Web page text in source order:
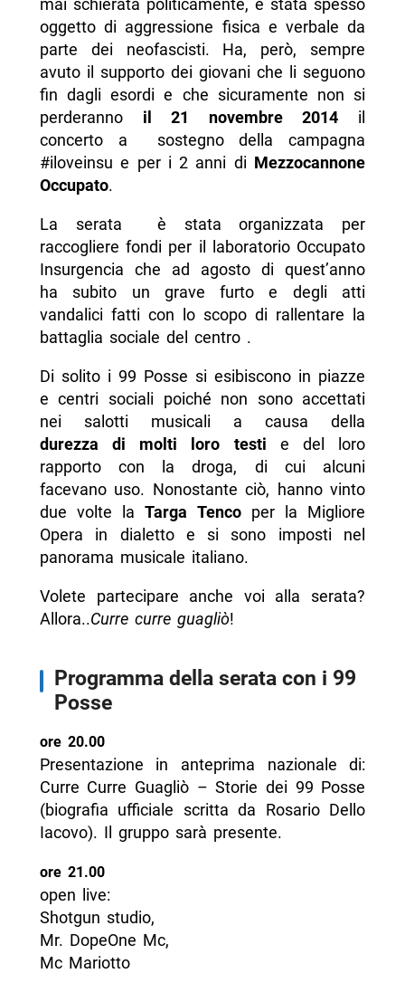
mai schierata politicamente, è stata spesso
oggetto di aggressione fisica e verbale da
parte dei neofascisti. Ha, però, sempre
avuto il supporto dei giovani che li seguono
fin dagli esordi e che sicuramente non si
perderannoil 21 novembre 2014 il
concerto a sostegno della campagna
#iloveinsu e per i 2 anni di Mezzocannone
Occupato.
La serata è stata organizzata per
raccogliere fondi per il laboratorio Occupato
Insurgencia che ad agosto di quest’anno
ha subito un grave furto e degli atti
vandalici fatti con lo scopo di rallentare la
battaglia sociale del centro .
Di solito i 99 Posse si esibiscono in piazze
e centri sociali poiché non sono accettati
nei salotti musicali a causa della
durezza di molti loro testi e del loro
rapporto con la droga, di cui alcuni
facevano uso. Nonostante ciò, hanno vinto
due volte laTarga Tencoper la Migliore
Opera in dialetto e si sono imposti nel
panorama musicale italiano.
Volete partecipare anche voi alla serata?
Allora..Curre curre guagliò!
Programma della serata con i 99
Posse
ore 20.00
Presentazione in anteprima nazionale di:
Curre Curre Guagliò – Storie dei 99 Posse
(biografia ufficiale scritta da Rosario Dello
Iacovo). Il gruppo sarà presente.
ore 21.00
open live:
Shotgun studio,
Mr. DopeOne Mc,
Mc Mariotto